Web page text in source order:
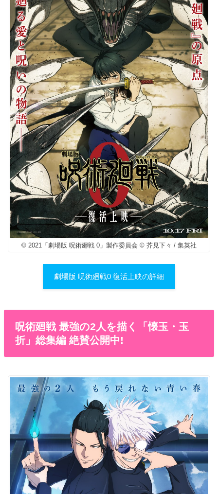
© 2021「劇場版 呪術廻戦 0」製作委員会 © 芥見下々 / 集英社
劇場版 呪術廻戦0 復活上映の詳細
呪術廻戦 最強の2人を描く「懐玉・玉
折」総集編 絶賛公開中!